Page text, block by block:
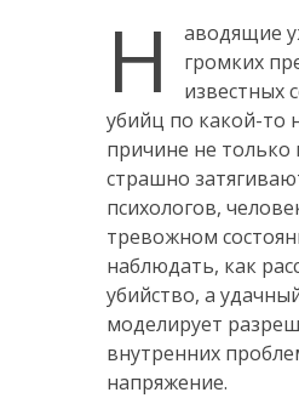
Н
аводящие
громких
известных
убийц по какой-то
причине не только
страшно
психологов,
тревожном
наблюдать, как
убийство, а
моделирует
внутренних
напряжение.